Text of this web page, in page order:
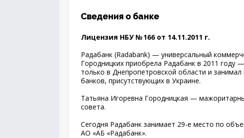
Сведения о банке
Лицензия НБУ № 166 от 14.11.2011 г.
Радабанк (Radabank) — универсальный
Городницких приобрела Радабанк в 2011
только в Днепропетровской области и
банков, присутствующих в Украине.
Татьяна Игоревна Городницкая —
совета.
Сегодня Радабанк занимает 29-е место по
АО «АБ «Радабанк».